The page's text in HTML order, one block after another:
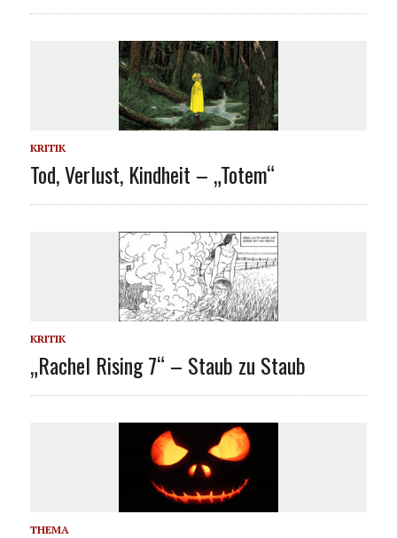
KRITIK
Tod, Verlust, Kindheit – „Totem“
KRITIK
„Rachel Rising 7“ – Staub zu Staub
THEMA